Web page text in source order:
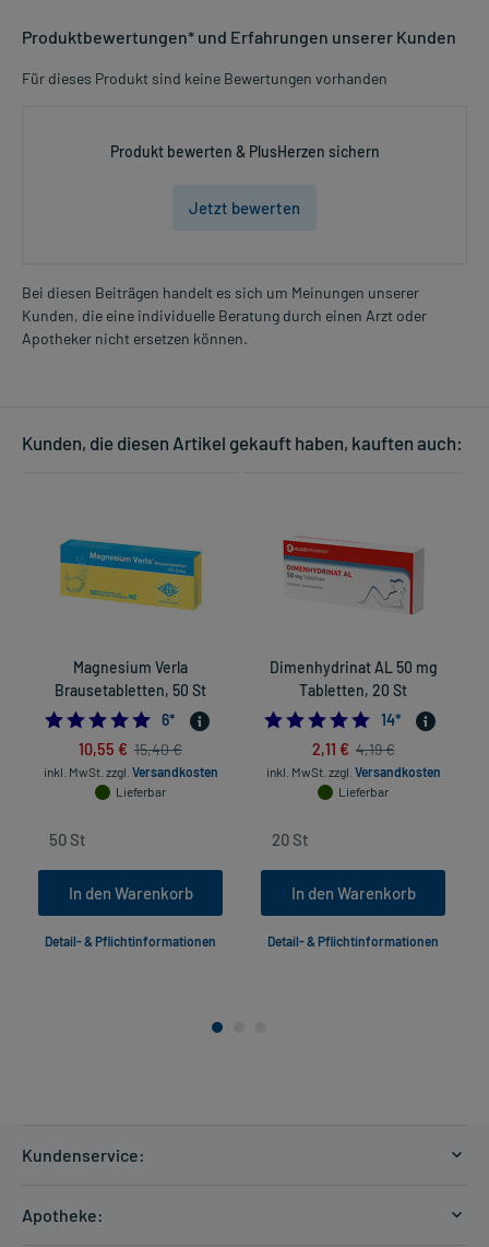
Produktbewertungen* und Erfahrungen unserer Kunden
Für dieses Produkt sind keine Bewertungen vorhanden
Produkt bewerten & PlusHerzen sichern
Jetzt bewerten
Bei diesen Beiträgen handelt es sich um Meinungen unserer
Kunden, die eine individuelle Beratung durch einen Arzt oder
Apotheker nicht ersetzen können.
Kunden, die diesen Artikel gekauft haben, kauften auch:
Magnesium Verla
Brausetabletten, 50 St
4.833333333333333
6*
10,55 € 15,40 €
inkl. MwSt. zzgl. Versandkosten
Lieferbar
In den Warenkorb
Detail- & Pflichtinformationen
Dimenhydrinat AL 50 mg
Tabletten, 20 St
14*
2,11 € 4,19 €
inkl. MwSt. zzgl. Versandkosten
Lieferbar
In den Warenkorb
Detail- & Pflichtinformationen
Kundenservice:
Zahlungsarten
Apotheke: